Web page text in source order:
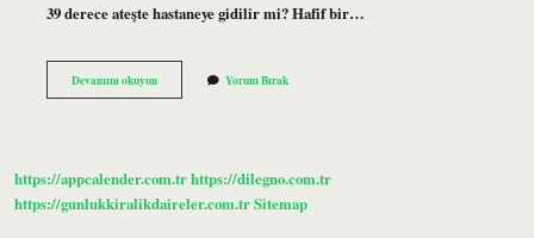
39 derece ateşte hastaneye gidilir mi? Hafif bir…
Devamını okuyun395
Ateşte
Yorum Bırak
https://appcalender.com.trhttps://dilegno.com.tr
https://gunlukkiralikdaireler.com.trSitemap